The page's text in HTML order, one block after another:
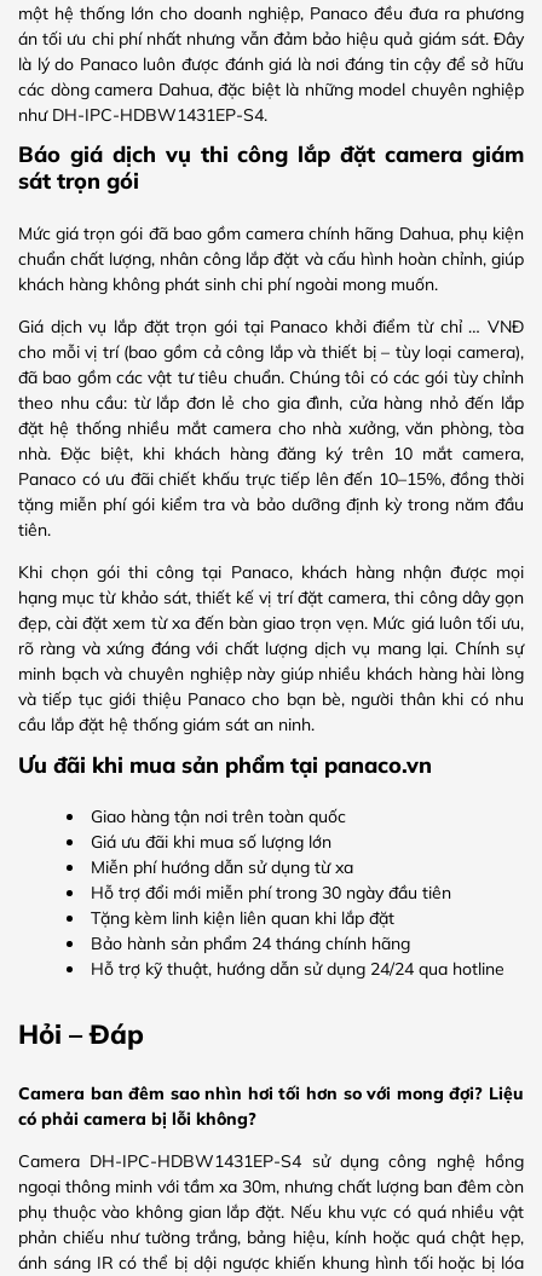
một hệ thống lớn cho doanh nghiệp, Panaco đều đưa ra phương
án tối ưu chi phí nhất nhưng vẫn đảm bảo hiệu quả giám sát. Đây
là lý do Panaco luôn được đánh giá là nơi đáng tin cậy để sở hữu
các dòng camera Dahua, đặc biệt là những model chuyên nghiệp
như DH-IPC-HDBW1431EP-S4.
Báo giá dịch vụ thi công lắp đặt camera giám
sát trọn gói
Mức giá trọn gói đã bao gồm camera chính hãng Dahua, phụ kiện
chuẩn chất lượng, nhân công lắp đặt và cấu hình hoàn chỉnh, giúp
khách hàng không phát sinh chi phí ngoài mong muốn.
Giá dịch vụ lắp đặt trọn gói tại Panaco khởi điểm từ chỉ … VNĐ
cho mỗi vị trí (bao gồm cả công lắp và thiết bị – tùy loại camera),
đã bao gồm các vật tư tiêu chuẩn. Chúng tôi có các gói tùy chỉnh
theo nhu cầu: từ lắp đơn lẻ cho gia đình, cửa hàng nhỏ đến lắp
đặt hệ thống nhiều mắt camera cho nhà xưởng, văn phòng, tòa
nhà. Đặc biệt, khi khách hàng đăng ký trên 10 mắt camera,
Panaco có ưu đãi chiết khấu trực tiếp lên đến 10–15%, đồng thời
tặng miễn phí gói kiểm tra và bảo dưỡng định kỳ trong năm đầu
tiên.
Khi chọn gói thi công tại Panaco, khách hàng nhận được mọi
hạng mục từ khảo sát, thiết kế vị trí đặt camera, thi công dây gọn
đẹp, cài đặt xem từ xa đến bàn giao trọn vẹn. Mức giá luôn tối ưu,
rõ ràng và xứng đáng với chất lượng dịch vụ mang lại. Chính sự
minh bạch và chuyên nghiệp này giúp nhiều khách hàng hài lòng
và tiếp tục giới thiệu Panaco cho bạn bè, người thân khi có nhu
cầu lắp đặt hệ thống giám sát an ninh.
Ưu đãi khi mua sản phẩm tại panaco.vn
Giao hàng tận nơi trên toàn quốc
Giá ưu đãi khi mua số lượng lớn
Miễn phí hướng dẫn sử dụng từ xa
Hỗ trợ đổi mới miễn phí trong 30 ngày đầu tiên
Tặng kèm linh kiện liên quan khi lắp đặt
Bảo hành sản phẩm 24 tháng chính hãng
Hỗ trợ kỹ thuật, hướng dẫn sử dụng 24/24 qua hotline
Hỏi – Đáp
Camera ban đêm sao nhìn hơi tối hơn so với mong đợi? Liệu
có phải camera bị lỗi không?
Camera DH-IPC-HDBW1431EP-S4 sử dụng công nghệ hồng
ngoại thông minh với tầm xa 30m, nhưng chất lượng ban đêm còn
phụ thuộc vào không gian lắp đặt. Nếu khu vực có quá nhiều vật
phản chiếu như tường trắng, bảng hiệu, kính hoặc quá chật hẹp,
ánh sáng IR có thể bị dội ngược khiến khung hình tối hoặc bị lóa